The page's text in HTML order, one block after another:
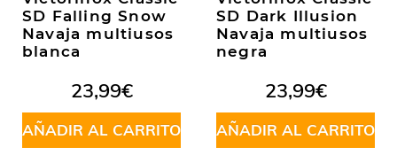
SD Falling Snow
Navaja multiusos
blanca
23,99€
AÑADIR AL CARRITO
SD Dark Illusion
Navaja multiusos
negra
23,99€
AÑADIR AL CARRITO